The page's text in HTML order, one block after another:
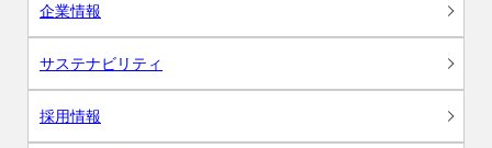
企業情報
サステナビリティ
採用情報